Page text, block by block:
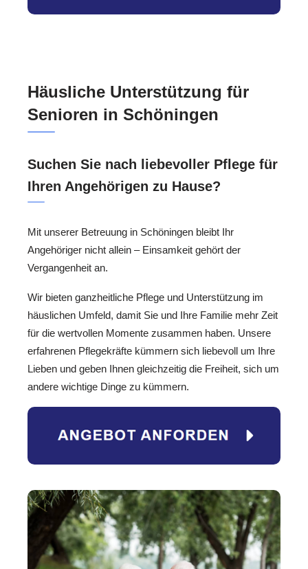
Häusliche Unterstützung für
Senioren in Schöningen
Suchen Sie nach liebevoller Pflege für
Ihren Angehörigen zu Hause?
Mit unserer Betreuung in Schöningen bleibt Ihr
Angehöriger nicht allein – Einsamkeit gehört der
Vergangenheit an.
Wir bieten ganzheitliche Pflege und Unterstützung im
häuslichen Umfeld, damit Sie und Ihre Familie mehr Zeit
für die wertvollen Momente zusammen haben. Unsere
erfahrenen Pflegekräfte kümmern sich liebevoll um Ihre
Lieben und geben Ihnen gleichzeitig die Freiheit, sich um
andere wichtige Dinge zu kümmern.